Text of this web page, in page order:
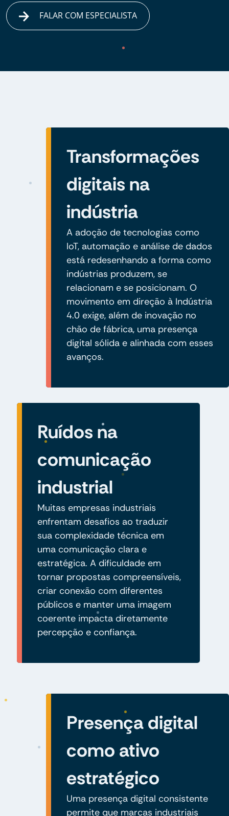
FALAR COM ESPECIALISTA
Transformações
digitais na
indústria
A adoção de tecnologias como
IoT, automação e análise de dados
está redesenhando a forma como
indústrias produzem, se
relacionam e se posicionam. O
movimento em direção à Indústria
4.0 exige, além de inovação no
chão de fábrica, uma presença
digital sólida e alinhada com esses
avanços.
Ruídos na
comunicação
industrial
Muitas empresas industriais
enfrentam desafios ao traduzir
sua complexidade técnica em
uma comunicação clara e
estratégica. A dificuldade em
tornar propostas compreensíveis,
criar conexão com diferentes
públicos e manter uma imagem
coerente impacta diretamente
percepção e confiança.
Presença digital
como ativo
estratégico
Uma presença digital consistente
permite que marcas industriais